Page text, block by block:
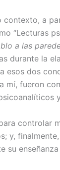
a
“Lecturas
a las
durante la
esos dos
mí, fueron
controlar
y,
su